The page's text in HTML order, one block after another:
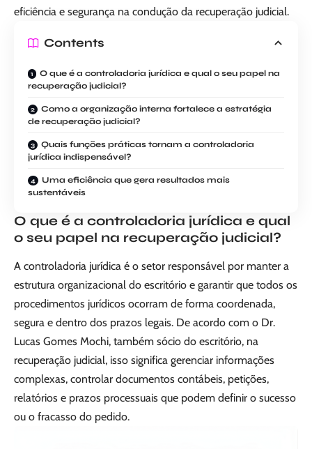
eficiência e segurança na condução da recuperação judicial.
Contents
O que é a controladoria jurídica e qual o seu papel na
recuperação judicial?
Como a organização interna fortalece a estratégia
de recuperação judicial?
Quais funções práticas tornam a controladoria
jurídica indispensável?
Uma eficiência que gera resultados mais
sustentáveis
O que é a controladoria jurídica e qual
o seu papel na recuperação judicial?
A controladoria jurídica é o setor responsável por manter a
estrutura organizacional do escritório e garantir que todos os
procedimentos jurídicos ocorram de forma coordenada,
segura e dentro dos prazos legais. De acordo com o Dr.
Lucas Gomes Mochi, também sócio do escritório, na
recuperação judicial, isso significa gerenciar informações
complexas, controlar documentos contábeis, petições,
relatórios e prazos processuais que podem definir o sucesso
ou o fracasso do pedido.